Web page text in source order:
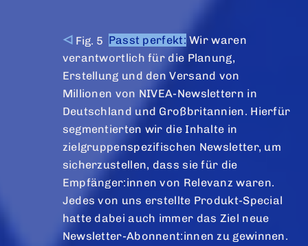
Passt perfekt: Wir waren
verantwortlich für die Planung,
Erstellung und den Versand von
Millionen von NIVEA-Newslettern in
Deutschland und Großbritannien. Hierfür
segmentierten wir die Inhalte in
zielgruppenspezifischen Newsletter, um
sicherzustellen, dass sie für die
Empfänger:innen von Relevanz waren.
Jedes von uns erstellte Produkt-Special
hatte dabei auch immer das Ziel neue
Newsletter-Abonnent:innen zu gewinnen.